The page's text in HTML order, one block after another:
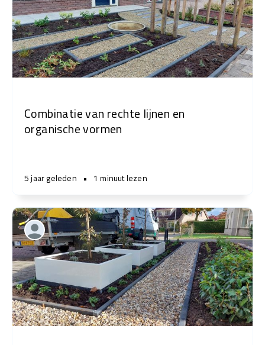
Combinatie van rechte lijnen en
organische vormen
5 jaar geleden • 1 minuut lezen